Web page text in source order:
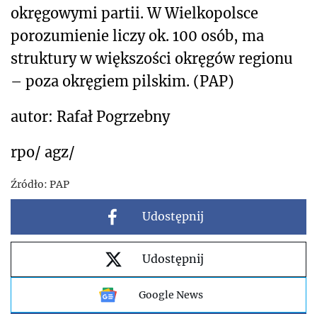
okręgowymi partii. W Wielkopolsce
porozumienie liczy ok. 100 osób, ma
struktury w większości okręgów regionu
– poza okręgiem pilskim. (PAP)
autor: Rafał Pogrzebny
rpo/ agz/
Źródło: PAP
Udostępnij
Udostępnij
Google News